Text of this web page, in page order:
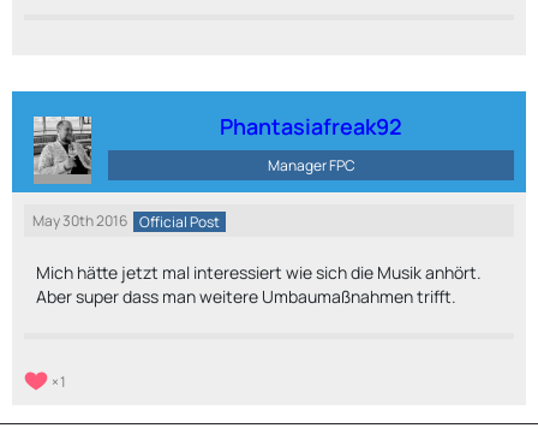
Phantasiafreak92
Manager FPC
May 30th 2016 Official Post
Mich hätte jetzt mal interessiert wie sich die Musik anhört.
Aber super dass man weitere Umbaumaßnahmen trifft.
1